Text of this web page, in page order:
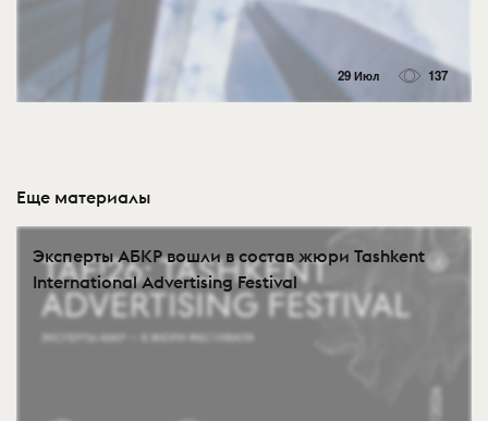
29 Июл 137
Еще материалы
Эксперты АБКР вошли в состав жюри Tashkent
International Advertising Festival